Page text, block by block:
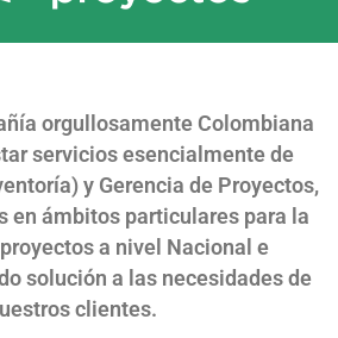
orgullosamente Colombiana
servicios esencialmente de
y Gerencia de Proyectos,
en ámbitos particulares para la
a nivel Nacional e
solución a las necesidades de
clientes.